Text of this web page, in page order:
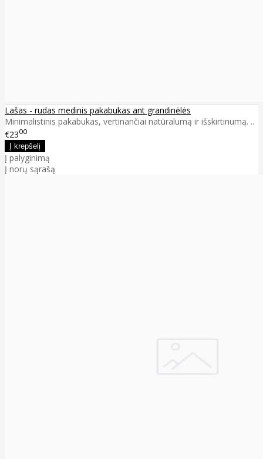
Lašas - rudas medinis pakabukas ant grandinėlės
Minimalistinis pakabukas, vertinančiai natūralumą ir išskirtinumą. ..
€2300
Į palyginimą
Į norų sąrašą